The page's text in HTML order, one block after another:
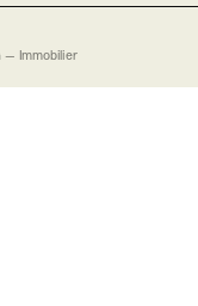
— Immobilier